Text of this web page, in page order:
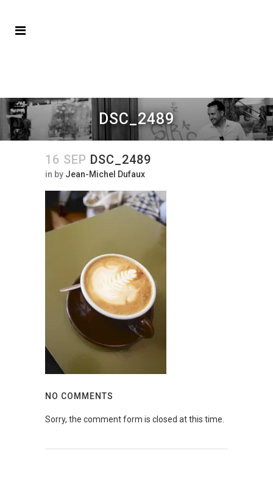
DSC_2489
16 SEP DSC_2489
in by Jean-Michel Dufaux
NO COMMENTS
Sorry, the comment form is closed at this time.